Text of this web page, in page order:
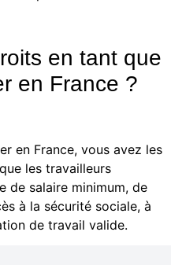
en tant que
en France ?
en France, vous avez les
les travailleurs
de salaire minimum, de
à la sécurité sociale, à
de travail valide.